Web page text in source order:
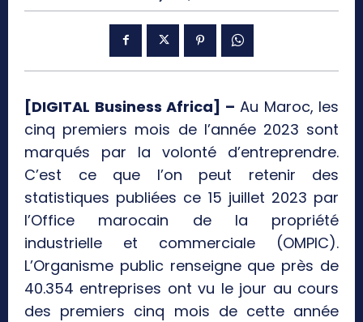
[DIGITAL Business Africa] – Au Maroc, les
cinq premiers mois de l’année 2023 sont
marqués par la volonté d’entreprendre.
C’est ce que l’on peut retenir des
statistiques publiées ce 15 juillet 2023 par
l’Office marocain de la propriété
industrielle et commerciale (OMPIC).
L’Organisme public renseigne que près de
40.354 entreprises ont vu le jour au cours
des premiers cinq mois de cette année